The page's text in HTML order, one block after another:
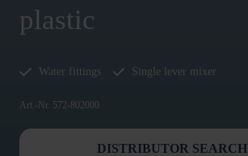
plastic
Water fittings Single lever mixer
Art.-Nr. 572-802000
DISTRIBUTOR SEARCH